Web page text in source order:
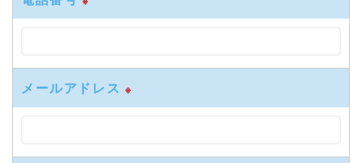
メールアドレス ※